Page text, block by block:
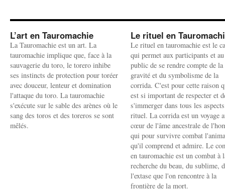
L’art en Tauromachie
La Tauromachie est un art. La
tauromachie implique que, face à la
sauvagerie du toro, le torero inhibe
ses instincts de protection pour toréer
avec douceur, lenteur et domination
l'attaque du toro. La tauromachie
s'exécute sur le sable des arènes où le
sang des toros et des toreros se sont
mêlés.
Le rituel en
Le rituel en tauromachie est le
qui permet aux participants et au
public de se rendre compte de la
gravité et du symbolisme de la
corrida. C'est pour cette raison
est si important de respecter et
s'immerger dans tous les
rituel. La corrida est un voyage
cœur de l'âme ancestrale de
qui pour survivre combat
qu'il comprend et admire. Le
en tauromachie est un combat à
recherche du beau, du sublime,
l'extase que l'on rencontre à la
frontière de la mort.